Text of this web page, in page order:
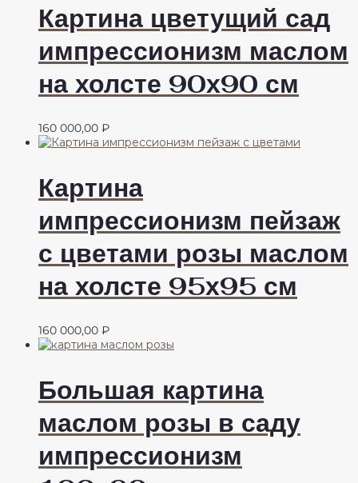
Картина цветущий сад
импрессионизм маслом
на холсте 90х90 см
160 000,00 ₽
Картина
импрессионизм пейзаж
с цветами розы маслом
на холсте 95х95 см
160 000,00 ₽
Большая картина
маслом розы в саду
импрессионизм